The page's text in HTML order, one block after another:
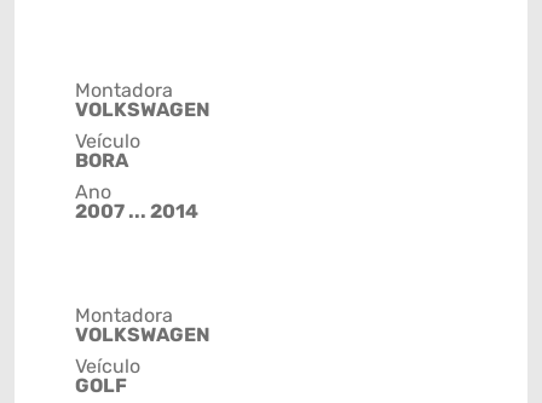
Montadora
VOLKSWAGEN
Veículo
BORA
Ano
2007 ... 2014
Montadora
VOLKSWAGEN
Veículo
GOLF